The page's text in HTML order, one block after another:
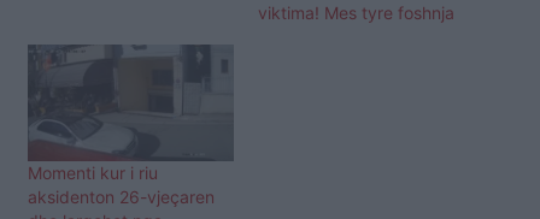
viktima! Mes tyre foshnja
Momenti kur i riu
aksidenton 26-vjeçaren